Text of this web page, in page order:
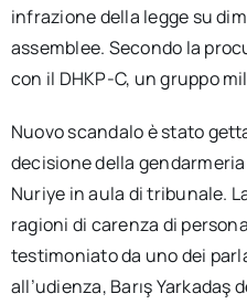
infrazione della legge su
assemblee. Secondo la
con il DHKP-C, un gruppo
Nuovo scandalo è stato
decisione della
Nuriye in aula di tribunale.
ragioni di carenza di
testimoniato da uno dei
all’udienza, Barış Yarkadaş